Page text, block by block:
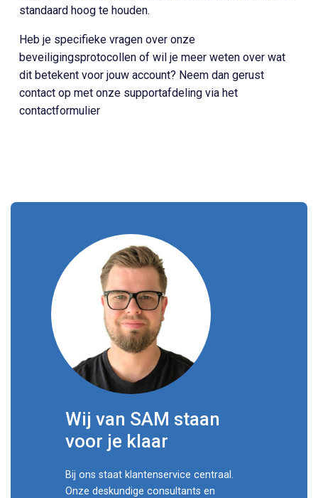
standaard hoog te houden.
Heb je specifieke vragen over onze
beveiligingsprotocollen of wil je meer weten over wat
dit betekent voor jouw account? Neem dan gerust
contact op met onze supportafdeling via het
contactformulier
Wij van SAM staan
voor je klaar
Bij ons staat klantenservice centraal.
Onze deskundige consultants en